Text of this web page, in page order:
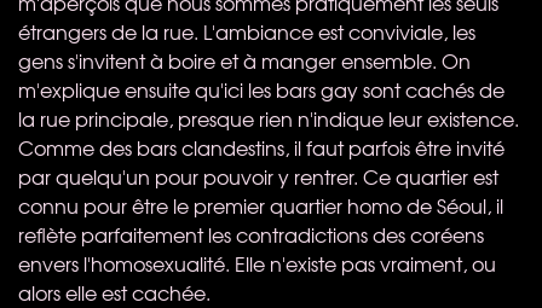
étrangers de la rue. L'ambiance est conviviale, les
gens s'invitent à boire et à manger ensemble. On
m'explique ensuite qu'ici les bars gay sont cachés de
la rue principale, presque rien n'indique leur existence.
Comme des bars clandestins, il faut parfois être invité
par quelqu'un pour pouvoir y rentrer. Ce quartier est
connu pour être le premier quartier homo de Séoul, il
reflète parfaitement les contradictions des coréens
envers l'homosexualité. Elle n'existe pas vraiment, ou
alors elle est cachée.